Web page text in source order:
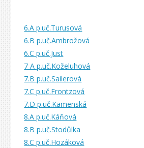
6.A p.uč.Turusová
6.B p.uč.Ambrožová
6.C p.uč.Just
7 A p.uč.Koželuhová
7.B p.uč.Sailerová
7.C p.uč.Frontzová
7.D p.uč.Kamenská
8.A p.uč.Káňová
8.B p.uč.Stodůlka
8.C p.uč.Hozáková